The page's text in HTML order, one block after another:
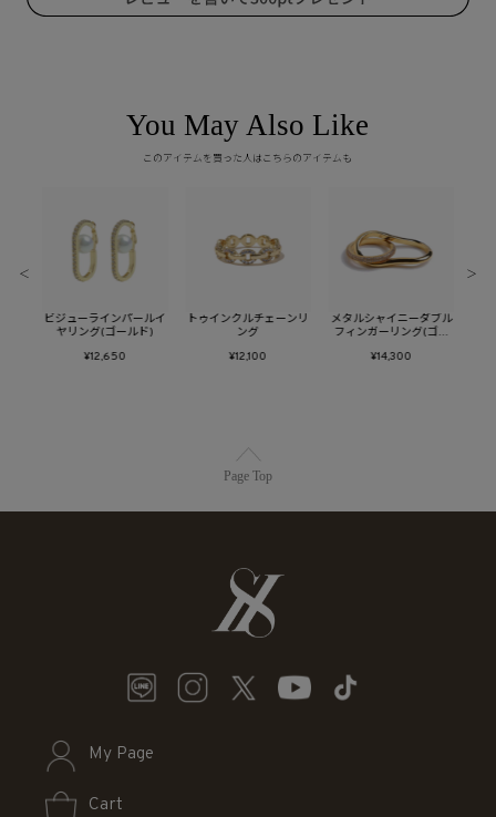
You May Also Like
このアイテムを買った人はこちらのアイテムも
ビジューラインパールイ
ヤリング(ゴールド)
¥12,650
トゥインクルチェーンリ
ング
¥12,100
メタルシャイニーダブル
フィンガーリング(ゴー
¥14,300
＜ ＞
Page Top
My Page
Cart